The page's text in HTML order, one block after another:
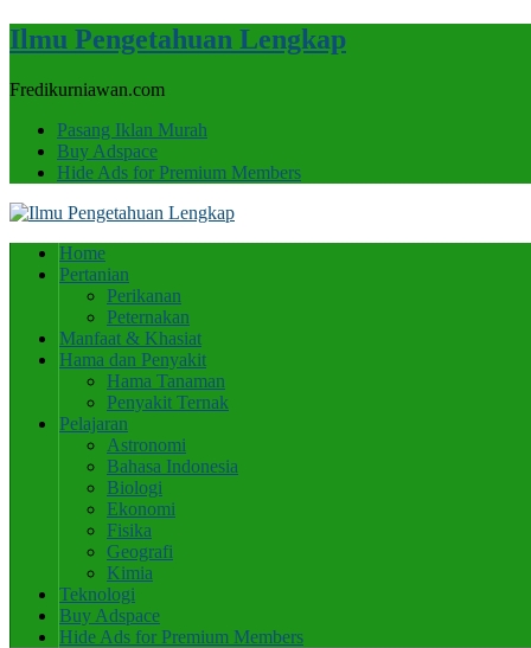
Ilmu Pengetahuan Lengkap
Fredikurniawan.com
Pasang Iklan Murah
Buy Adspace
Hide Ads for Premium Members
Home
Pertanian
Perikanan
Peternakan
Manfaat & Khasiat
Hama dan Penyakit
Hama Tanaman
Penyakit Ternak
Pelajaran
Astronomi
Bahasa Indonesia
Biologi
Ekonomi
Fisika
Geografi
Kimia
Teknologi
Buy Adspace
Hide Ads for Premium Members